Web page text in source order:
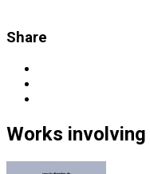
Share
Works involving